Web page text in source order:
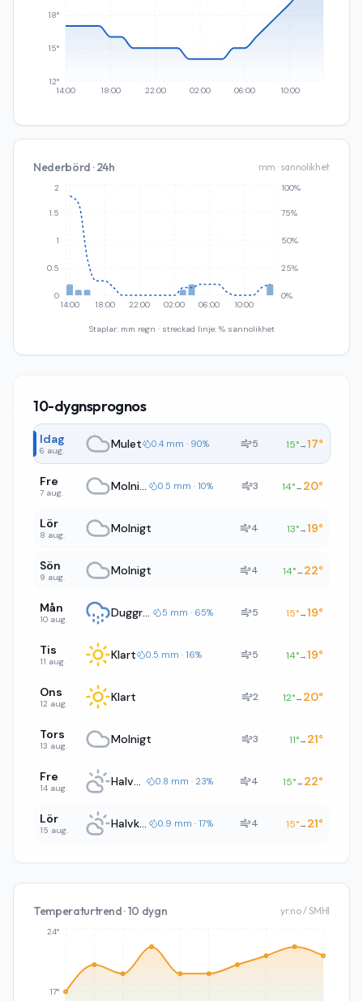
14:00 18:00 22:00 02:00 06:00 10:00
12°
15°
18°
Nederbörd · 24h mm · sannolikhet
14:00 18:00 22:00 02:00 06:00 10:00
0
0.5
1
1.5
2
0%
25%
50%
75%
100%
Staplar: mm regn · streckad linje: % sannolikhet
10-dygnsprognos
Idag
6 aug. Mulet 0.4 mm · 90% 5 15°→17°
Fre
7 aug. Molnigt 0.5 mm · 10% 3 14°→ 20°
Lör
8 aug. Molnigt 4 13°→19°
Sön
9 aug. Molnigt 4 14°→ 22°
Mån
10 aug. Duggregn 5 mm · 65% 5 15°→19°
Tis
11 aug. Klart 0.5 mm · 16% 5 14°→19°
Ons
12 aug. Klart 2 12°→ 20°
Tors
13 aug. Molnigt 3 11°→ 21°
Fre
14 aug. Halvklart 0.8 mm · 23% 4 15°→ 22°
Lör
15 aug. Halvklart 0.9 mm · 17% 4 15°→ 21°
Temperaturtrend · 10 dygn yr.no / SMHI
17°
24°